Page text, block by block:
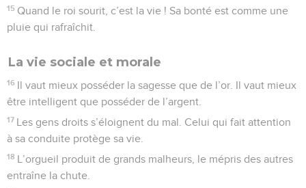
15 Quand le roi sourit, c’est la vie ! Sa bonté est comme une
pluie qui rafraîchit.
La vie sociale et morale
16 Il vaut mieux posséder la sagesse que de l’or. Il vaut mieux
être intelligent que posséder de l’argent.
17 Les gens droits s’éloignent du mal. Celui qui fait attention
à sa conduite protège sa vie.
18 L’orgueil produit de grands malheurs, le mépris des autres
entraîne la chute.